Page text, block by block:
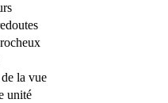
la vue
unité